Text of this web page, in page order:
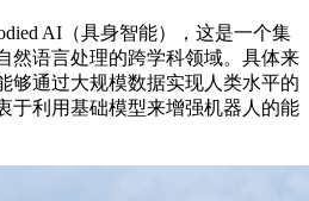
AI（具身智能），这是一个集
然语言处理的跨学科领域。具体来
够通过大规模数据实现人类水平的
于利用基础模型来增强机器人的能